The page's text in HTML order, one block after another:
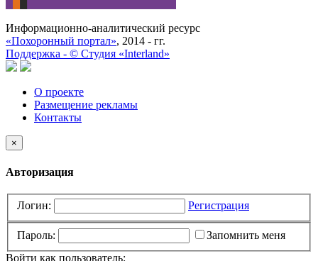
Информационно-аналитический ресурс
«Похоронный портал», 2014 - гг.
Поддержка - © Cтудия «Interland»
О проекте
Размещение рекламы
Контакты
×
Авторизация
Логин: Регистрация
Пароль:
Запомнить меня
Войти как пользователь: